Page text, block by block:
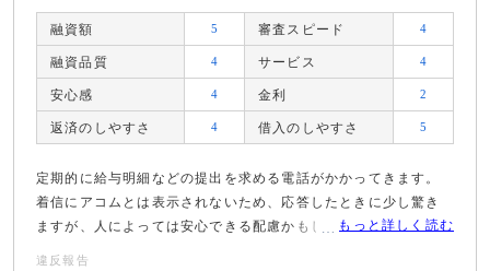
融資額 5 審査スピード 4
融資品質 4 サービス 4
安心感 4 金利 2
返済のしやすさ 4 借入のしやすさ 5
定期的に給与明細などの提出を求める電話がかかってきます。
着信にアコムとは表示されないため、応答したときに少し驚き
ますが、人によっては安心できる配慮かもしれません。もっと詳しく読む
違反報告